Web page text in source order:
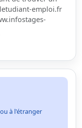
emploi.fr
à l'étranger